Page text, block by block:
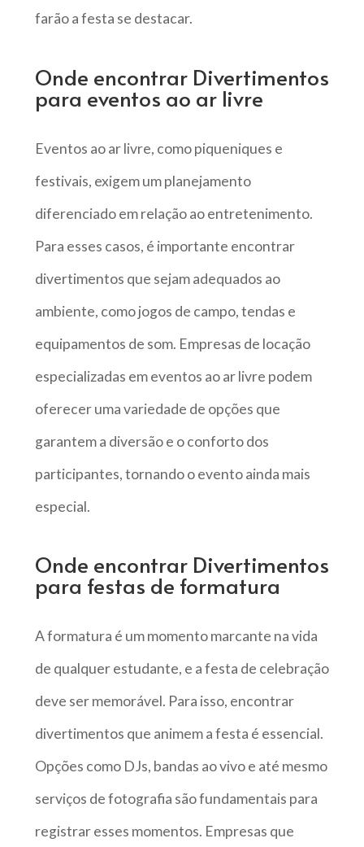
farão a festa se destacar.
Onde encontrar Divertimentos
para eventos ao ar livre
Eventos ao ar livre, como piqueniques e
festivais, exigem um planejamento
diferenciado em relação ao entretenimento.
Para esses casos, é importante encontrar
divertimentos que sejam adequados ao
ambiente, como jogos de campo, tendas e
equipamentos de som. Empresas de locação
especializadas em eventos ao ar livre podem
oferecer uma variedade de opções que
garantem a diversão e o conforto dos
participantes, tornando o evento ainda mais
especial.
Onde encontrar Divertimentos
para festas de formatura
A formatura é um momento marcante na vida
de qualquer estudante, e a festa de celebração
deve ser memorável. Para isso, encontrar
divertimentos que animem a festa é essencial.
Opções como DJs, bandas ao vivo e até mesmo
serviços de fotografia são fundamentais para
registrar esses momentos. Empresas que